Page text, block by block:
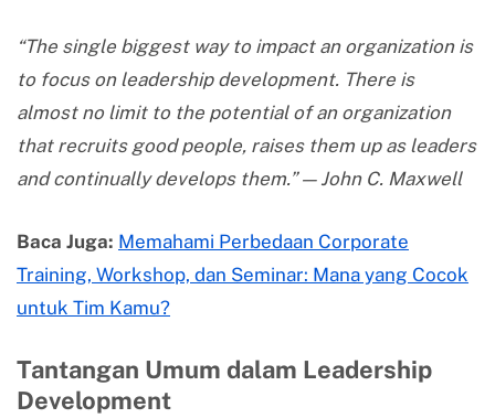
“The single biggest way to impact an organization is
to focus on leadership development. There is
almost no limit to the potential of an organization
that recruits good people, raises them up as leaders
and continually develops them.” — John C. Maxwell
Baca Juga: Memahami Perbedaan Corporate
Training, Workshop, dan Seminar: Mana yang Cocok
untuk Tim Kamu?
Tantangan Umum dalam Leadership
Development